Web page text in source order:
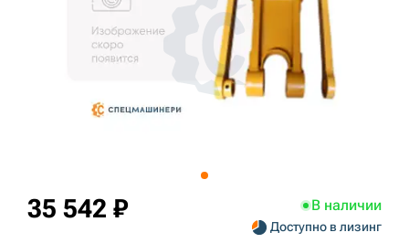
35 542 ₽ В наличии
Доступно в лизинг
3D тур по складам
+7 (499) 394-50-93